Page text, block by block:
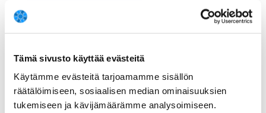
Tämä sivusto käyttää evästeitä
Käytämme evästeitä tarjoamamme sisällön
räätälöimiseen, sosiaalisen median ominaisuuksien
tukemiseen ja kävijämäärämme analysoimiseen.
Koko paneelin varmuus (mediaani)
6